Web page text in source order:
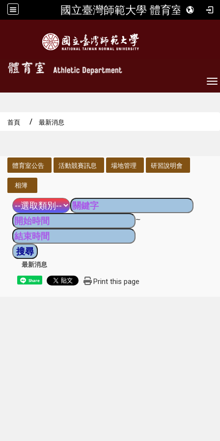
國立臺灣師範大學 體育室
首頁 最新消息
體育室公告 活動競賽訊息 場地管理 研習說明會
相簿
~
最新消息
Share Print this page